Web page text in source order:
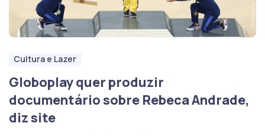
Cultura e Lazer
Globoplay quer produzir
documentário sobre Rebeca Andrade,
diz site